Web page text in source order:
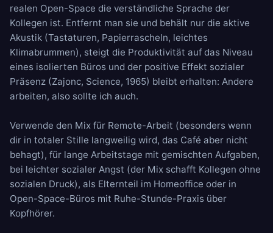
realen Open-Space die verständliche Sprache der
Kollegen ist. Entfernt man sie und behält nur die aktive
Akustik (Tastaturen, Papierrascheln, leichtes
Klimabrummen), steigt die Produktivität auf das Niveau
eines isolierten Büros und der positive Effekt sozialer
Präsenz (Zajonc, Science, 1965) bleibt erhalten: Andere
arbeiten, also sollte ich auch.
Verwende den Mix für Remote-Arbeit (besonders wenn
dir in totaler Stille langweilig wird, das Café aber nicht
behagt), für lange Arbeitstage mit gemischten Aufgaben,
bei leichter sozialer Angst (der Mix schafft Kollegen ohne
sozialen Druck), als Elternteil im Homeoffice oder in
Open-Space-Büros mit Ruhe-Stunde-Praxis über
Kopfhörer.